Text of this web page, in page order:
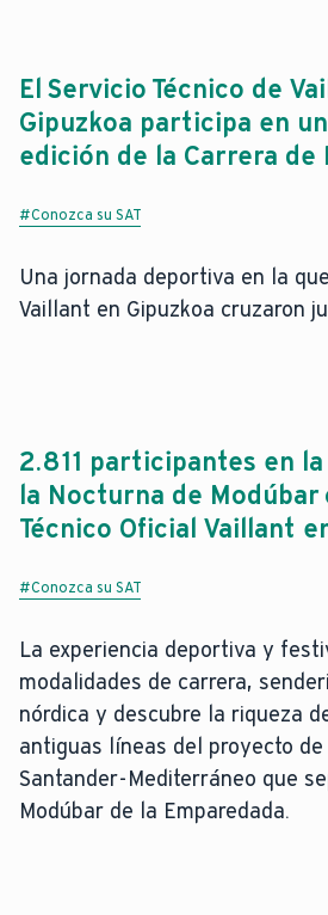
El Servicio Técnico de
Gipuzkoa participa en
edición de la Carrera de
#Conozca su SAT
Una jornada deportiva en la
Vaillant en Gipuzkoa cruzaron
2.811 participantes en
la Nocturna de Modúbar
Técnico Oficial Vaillant
#Conozca su SAT
La experiencia deportiva y
modalidades de carrera,
nórdica y descubre la riqueza
antiguas líneas del proyecto
Santander-Mediterráneo que
Modúbar de la Emparedada.